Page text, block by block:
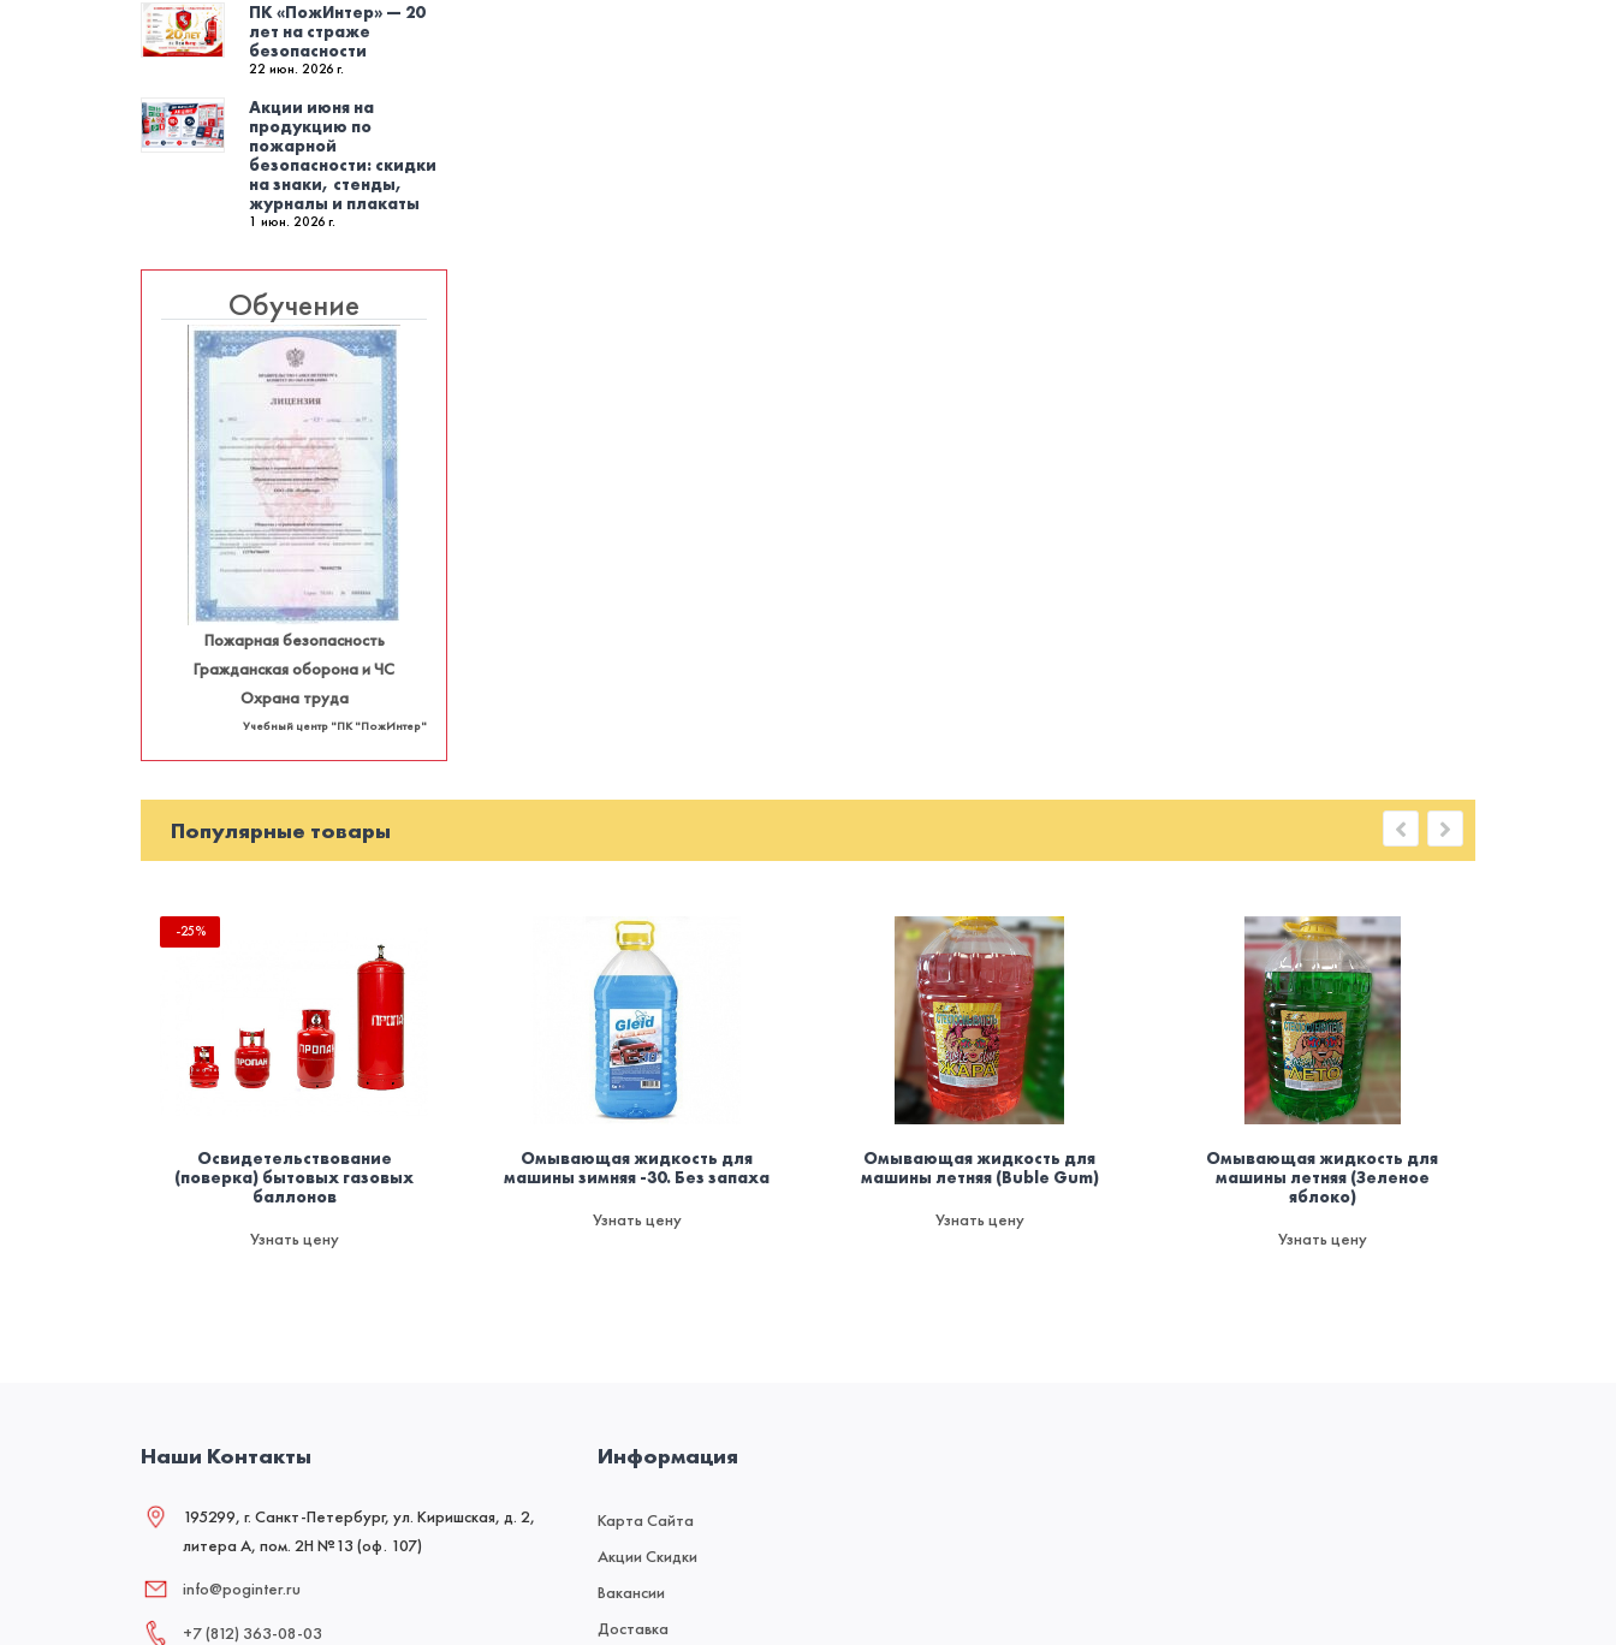
ПК «ПожИнтер» — 20
лет на страже
безопасности
22 июн. 2026 г.
Акции июня на
продукцию по
пожарной
безопасности: скидки
на знаки, стенды,
журналы и плакаты
1 июн. 2026 г.
Обучение
Пожарная безопасность
Гражданская оборона и ЧС
Охрана труда
Учебный центр "ПК "ПожИнтер"
Популярные товары
Освидетельствование
(поверка) бытовых газовых
баллонов
Узнать цену
-25%
Омывающая жидкость для
машины зимняя -30. Без запаха
Узнать цену
Омывающая жидкость для
машины летняя (Buble Gum)
Узнать цену
Омывающая жидкость для
машины летняя (Зеленое
яблоко)
Узнать цену
Наши Контакты
195299, г. Санкт-Петербург, ул. Киришская, д. 2,
литера А, пом. 2Н №13 (оф. 107)
info@poginter.ru
+7 (812) 363‑08‑03
Информация
Карта Сайта
Акции Скидки
Вакансии
Доставка